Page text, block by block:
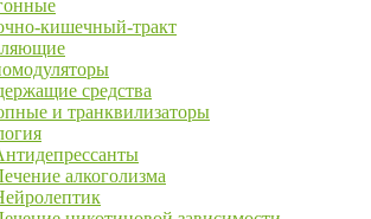
кишечный-тракт
средства
и транквилизаторы
алкоголизма